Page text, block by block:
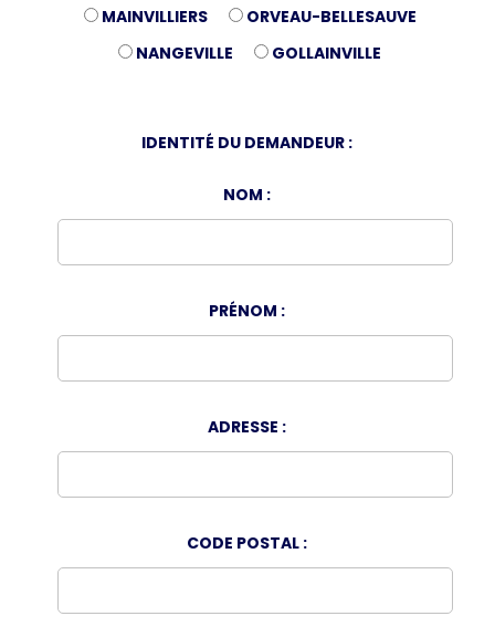
MAINVILLIERS
ORVEAU-BELLESAUVE
NANGEVILLE
GOLLAINVILLE
IDENTITÉ DU DEMANDEUR :
NOM :
PRÉNOM :
ADRESSE :
CODE POSTAL :